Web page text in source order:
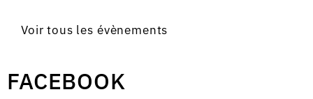
Voir tous les évènements
FACEBOOK